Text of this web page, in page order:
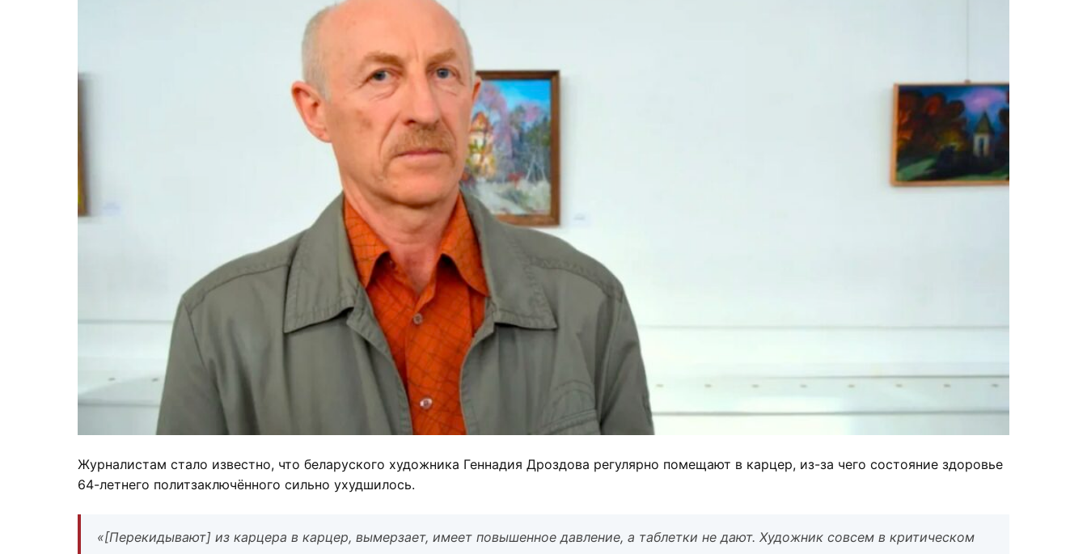
Журналистам стало известно, что беларуского художника Геннадия Дроздова регулярно помещают в карцер, из-за чего состояние здоровье
64-летнего политзаключённого сильно ухудшилось.
«[Перекидывают] из карцера в карцер, вымерзает, имеет повышенное давление, а таблетки не дают. Художник совсем в критическом